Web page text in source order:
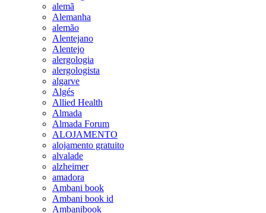
alemã
Alemanha
alemão
Alentejano
Alentejo
alergologia
alergologista
algarve
Algés
Allied Health
Almada
Almada Forum
ALOJAMENTO
alojamento gratuito
alvalade
alzheimer
amadora
Ambani book
Ambani book id
Ambanibook